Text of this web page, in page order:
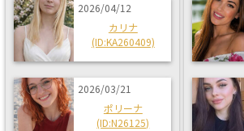
2026/04/12
カリナ
(ID:KA260409)
2026/03/21
ポリーナ
(ID:N26125)